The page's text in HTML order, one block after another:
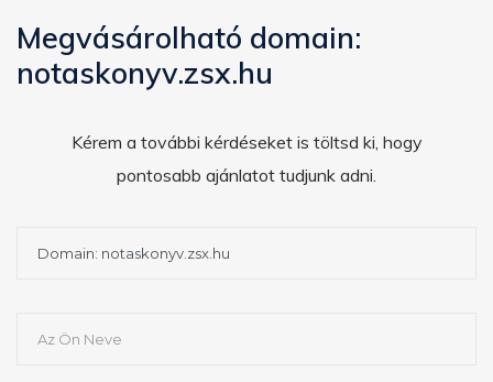
Megvásárolható domain:
notaskonyv.zsx.hu
Kérem a további kérdéseket is töltsd ki, hogy
pontosabb ajánlatot tudjunk adni.